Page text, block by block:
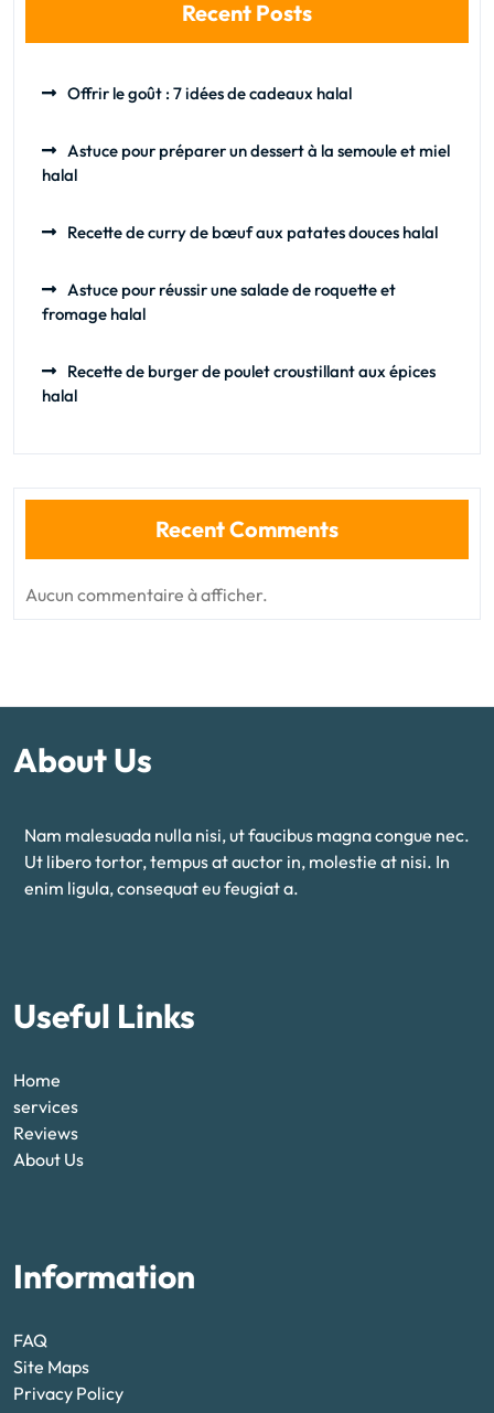
Recent Posts
Offrir le goût : 7 idées de cadeaux halal
Astuce pour préparer un dessert à la semoule et miel
halal
Recette de curry de bœuf aux patates douces halal
Astuce pour réussir une salade de roquette et
fromage halal
Recette de burger de poulet croustillant aux épices
halal
Recent Comments
Aucun commentaire à afficher.
About Us
Nam malesuada nulla nisi, ut faucibus magna congue nec.
Ut libero tortor, tempus at auctor in, molestie at nisi. In
enim ligula, consequat eu feugiat a.
Useful Links
Home
services
Reviews
About Us
Information
FAQ
Site Maps
Privacy Policy